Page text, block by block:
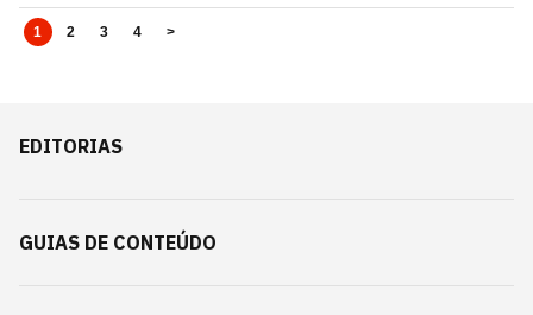
1 2 3 4 >
EDITORIAS
GUIAS DE CONTEÚDO